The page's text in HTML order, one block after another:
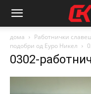
дома
Работнички
подобри од Еуро Никел
0302-